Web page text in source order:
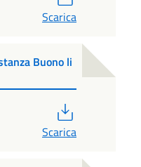
Scarica
Buono li
Scarica